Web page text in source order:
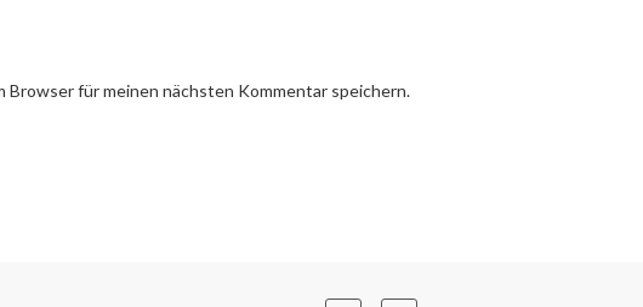
Browser für meinen nächsten Kommentar speichern.